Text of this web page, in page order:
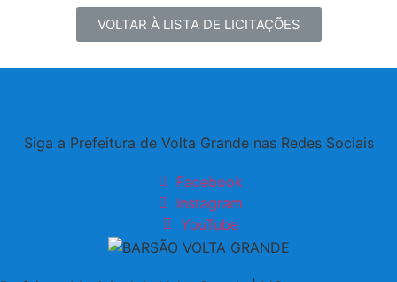
VOLTAR À LISTA DE LICITAÇÕES
Siga a Prefeitura de Volta Grande nas Redes Sociais
Facebook
Instagram
YouTube